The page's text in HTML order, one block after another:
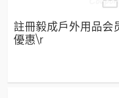
註冊毅成戶外用品会
優惠\r